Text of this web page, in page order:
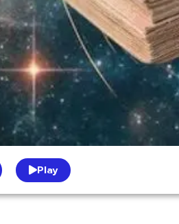
Play